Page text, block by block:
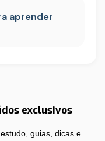
aprender
exclusivos
guias, dicas e